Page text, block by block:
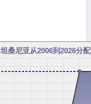
坦桑尼亚从2006到2026分